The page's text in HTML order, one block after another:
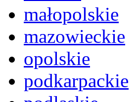
małopolskie
mazowieckie
opolskie
podkarpackie